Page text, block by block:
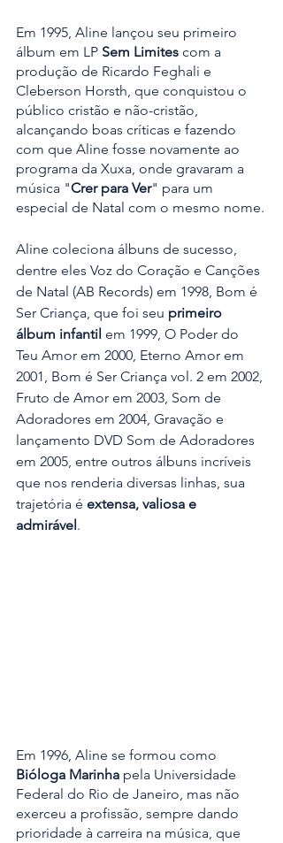
Em 1995, Aline lançou seu primeiro
álbum em LP Sem Limites com a
produção de Ricardo Feghali e
Cleberson Horsth, que conquistou o
público cristão e não-cristão,
alcançando boas críticas e fazendo
com que Aline fosse novamente ao
programa da Xuxa, onde gravaram a
música "Crer para Ver" para um
especial de Natal com o mesmo nome.
Aline coleciona álbuns de sucesso,
dentre eles Voz do Coração e Canções
de Natal (AB Records) em 1998, Bom é
Ser Criança, que foi seu primeiro
álbum infantil em 1999, O Poder do
Teu Amor em 2000, Eterno Amor em
2001, Bom é Ser Criança vol. 2 em 2002,
Fruto de Amor em 2003, Som de
Adoradores em 2004, Gravação e
lançamento DVD Som de Adoradores
em 2005, entre outros álbuns incríveis
que nos renderia diversas linhas, sua
trajetória é extensa, valiosa e
admirável.
Em 1996, Aline se formou como
Bióloga Marinha pela Universidade
Federal do Rio de Janeiro, mas não
exerceu a profissão, sempre dando
prioridade à carreira na música, que